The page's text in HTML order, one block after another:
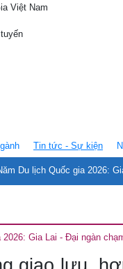
Tin tức - Sự kiện
Du lịch Quốc gia 2026:
2026: Gia Lai - Đại ngàn